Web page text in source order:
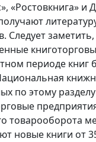
«Ростовкнига» и
Следует
периоде книг
по этому
товарооборота
новые книги от